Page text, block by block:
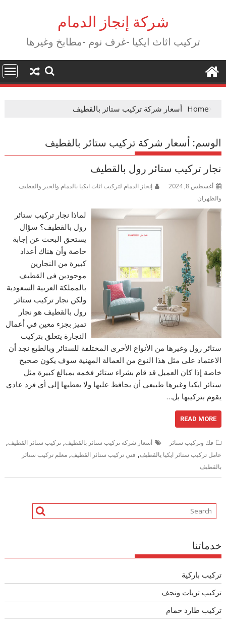
شركة إنجاز الدمام
تركيب اثاث ايكيا -غرف نوم -مطابخ وغيرها
Home أسعار شركة تركيب ستائر بالقطيف
الوسم: أسعار شركة تركيب ستائر بالقطيف
نجار تركيب ستائر رول بالقطيف
أغسطس 8, 2024
إنجاز الدمام لتركيب اثاث ايكيا بالدمام والخبر والقطيف
والظهران
لماذا نجار تركيب ستائر
رول بالقطيف؟ سؤال
يستحق البحث عن إجابة
خاصة وأن هناك أعداد
كبيرة من النجارين
موجودين في القطيف
بالمملكة العربية السعودية
ولكن نجار تركيب ستائر
رول بالقطيف هو نجار
تميز بجزء معين في أعمال
النجارة يتعلق بتركيب
ستائر رول وغيرها من الأنواع الأخرى المختلفة للستائر وبالطبع نجد أن
الاعتماد على مثل هذا النوع من العمالة المهنية سوف يكون صحيح
خاصة إذا كان العميل قد قام بشراء ستائر فخمه بمبالغ كبيرة مثل
ستائر ايكيا وغيرها طبيعي أن يحافظ عليها ولا يعطيها إلى أي فرد عادي
يقوم بتركيبها بل…
READ MORE
فك وتركيب ستائر أسعار شركة تركيب ستائر بالقطيف,تركيب ستائر القطيف,
عامل تركيب ستائر ايكيا يالقطيف, فني تركيب ستائر القطيف,معلم تركيب ستائر
بالقطيف
خدماتنا
تركيب باركية
تركيب ثريات ونجف
تركيب طارد حمام